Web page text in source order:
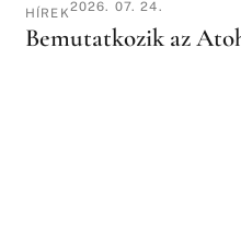
HÍREK2026. 07. 24.
Bemutatkozik az